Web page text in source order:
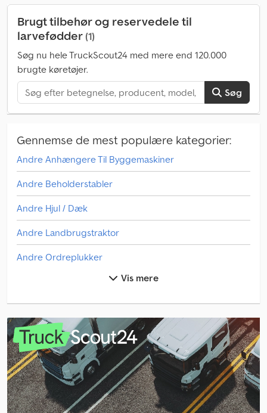
Brugt tilbehør og reservedele til
larvefødder(1)
Søg nu hele TruckScout24 med mere end 120.000
brugte køretøjer.
Søg
Gennemse de mest populære kategorier:
Andre Anhængere Til Byggemaskiner
Andre Beholderstabler
Andre Hjul / Dæk
Andre Landbrugstraktor
Andre Ordreplukker
Andre Plantebeskyttelses- & Gødningsmaskine
Andre Saml Op
Andre Transportteknik Til Landbrug
Andre Udfyld Beholderen
Andre Vægte Og Vejeudstyr.
Anhængere Til Byggemaskiner
Vis mere